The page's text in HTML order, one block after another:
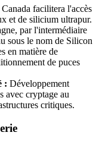
facilitera l'accès
et de silicium ultrapur.
par l'intermédiaire
sous le nom de Silicon
en matière de
de puces
: Développement
avec cryptage au
critiques.